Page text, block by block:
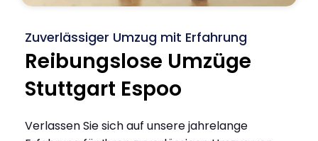
Zuverlässiger Umzug mit Erfahrung
Reibungslose Umzüge
Stuttgart Espoo
Verlassen Sie sich auf unsere jahrelange